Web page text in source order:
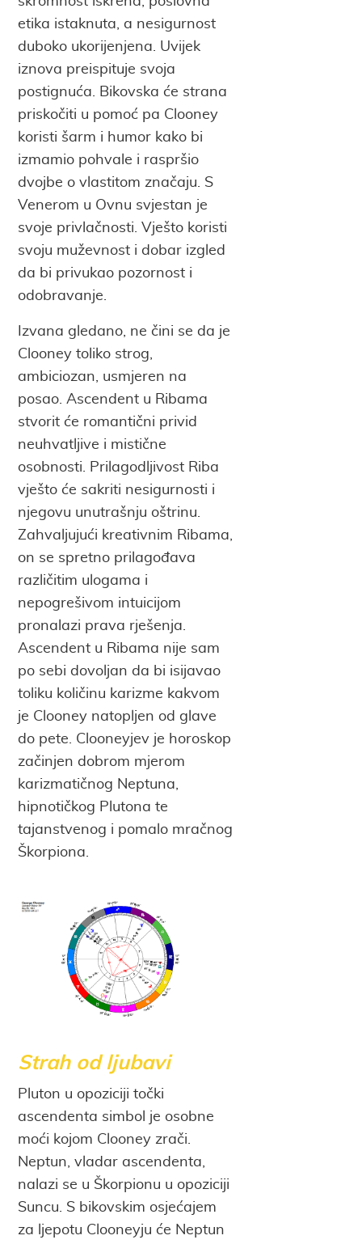
etika istaknuta, a nesigurnost
duboko ukorijenjena. Uvijek
iznova preispituje svoja
postignuća. Bikovska će strana
priskočiti u pomoć pa Clooney
koristi šarm i humor kako bi
izmamio pohvale i raspršio
dvojbe o vlastitom značaju. S
Venerom u Ovnu svjestan je
svoje privlačnosti. Vješto koristi
svoju muževnost i dobar izgled
da bi privukao pozornost i
odobravanje.
Izvana gledano, ne čini se da je
Clooney toliko strog,
ambiciozan, usmjeren na
posao. Ascendent u Ribama
stvorit će romantični privid
neuhvatljive i mistične
osobnosti. Prilagodljivost Riba
vješto će sakriti nesigurnosti i
njegovu unutrašnju oštrinu.
Zahvaljujući kreativnim Ribama,
on se spretno prilagođava
različitim ulogama i
nepogrešivom intuicijom
pronalazi prava rješenja.
Ascendent u Ribama nije sam
po sebi dovoljan da bi isijavao
toliku količinu karizme kakvom
je Clooney natopljen od glave
do pete. Clooneyjev je horoskop
začinjen dobrom mjerom
karizmatičnog Neptuna,
hipnotičkog Plutona te
tajanstvenog i pomalo mračnog
Škorpiona.
Strah od ljubavi
Pluton u opoziciji točki
ascendenta simbol je osobne
moći kojom Clooney zrači.
Neptun, vladar ascendenta,
nalazi se u Škorpionu u opoziciji
Suncu. S bikovskim osjećajem
za ljepotu Clooneyju će Neptun